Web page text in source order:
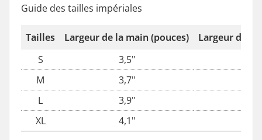
Guide des tailles impériales
Tailles Largeur de la main (pouces)
Largeur du
S
3,5"
M
3,7"
L
3,9"
XL
4,1"